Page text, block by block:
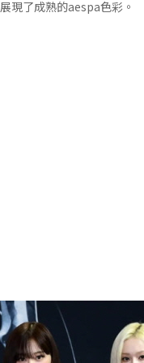
現了成熟的aespa色彩。